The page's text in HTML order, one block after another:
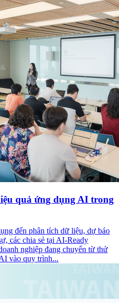
quả ứng dụng AI trong
đến phân tích dữ liệu, dự báo
các chia sẻ tại AI-Ready
nghiệp đang chuyển từ thử
vào quy trình...